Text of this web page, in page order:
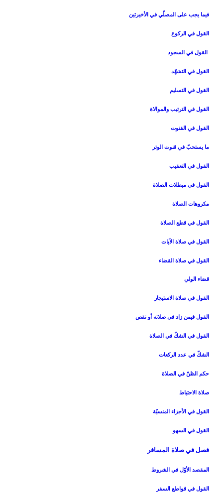
فيما يجب على المصلّي في الأخيرتين‏
القول في الركوع‏
القول في السجود
القول في التشهّد
القول في التسليم‏
القول في الترتيب والموالاة
القول في القنوت‏
ما يستحبّ في قنوت الوتر
القول في التعقيب‏
القول في مبطلات الصلاة
مكروهات الصلاة
القول في قطع الصلاة
القول في صلاة الآيات‏
القول في صلاة القضاء
قضاء الولي‏
القول في صلاة الاستيجار
القول فيمن زاد في صلاته أو نقص‏
القول في الشكّ في الصلاة
الشكّ في عدد الركعات‏
حكم الظنّ في الصلاة
صلاة الاحتياط
القول في الأجزاء المنسيّة
القول في السهو
فصل في صلاة المسافر
المقصد الأوّل في الشروط
القول في قواطع السفر